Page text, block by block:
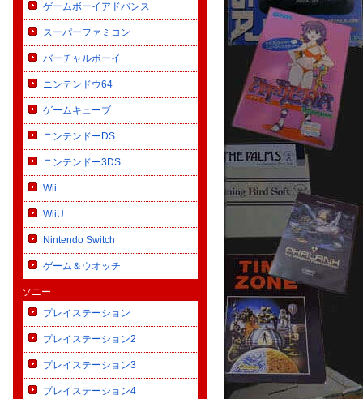
ゲームボーイアドバンス
スーパーファミコン
バーチャルボーイ
ニンテンドウ64
ゲームキューブ
ニンテンドーDS
ニンテンドー3DS
Wii
WiiU
Nintendo Switch
ゲーム＆ウオッチ
ソニー
プレイステーション
プレイステーション2
プレイステーション3
プレイステーション4